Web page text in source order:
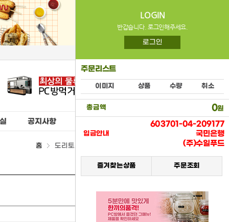
공지사항
홈 도리토스(롯데제과) > (07) 스낵류
LOGIN
반갑습니다. 로그인해주세요.
로그인
주문리스트
이미지 상품 수량 취소
총금액 0원
입금안내
603701-04-209177
국민은행
(주)수일푸드
즐겨찾는상품 주문조회